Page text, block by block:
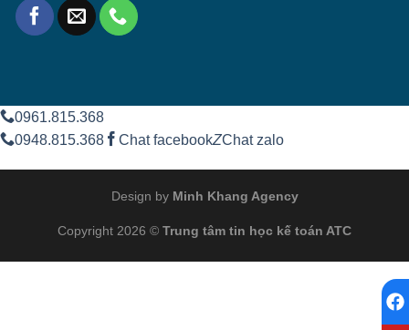
0961.815.368
0948.815.368
Chat facebookZChat zalo
Design by Minh Khang Agency
Copyright 2026 © Trung tâm tin học kế toán ATC